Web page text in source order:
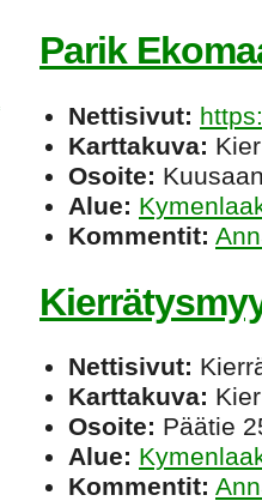
Parik
Nettisivut:
Karttakuva:
Osoite:
Alue:
Kommentit:
Nettisivut:
Karttakuva:
Osoite: Päätie
Alue:
Kommentit: